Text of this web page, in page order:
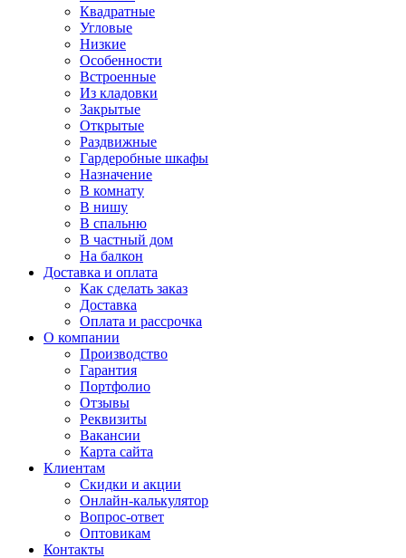
Квадратные
Угловые
Низкие
Особенности
Встроенные
Из кладовки
Закрытые
Открытые
Раздвижные
Гардеробные шкафы
Назначение
В комнату
В нишу
В спальню
В частный дом
На балкон
Доставка и оплата
Как сделать заказ
Доставка
Оплата и рассрочка
О компании
Производство
Гарантия
Портфолио
Отзывы
Реквизиты
Вакансии
Карта сайта
Клиентам
Скидки и акции
Онлайн-калькулятор
Вопрос-ответ
Оптовикам
Контакты